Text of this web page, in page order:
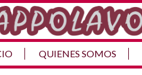
QUIENES SOMOS